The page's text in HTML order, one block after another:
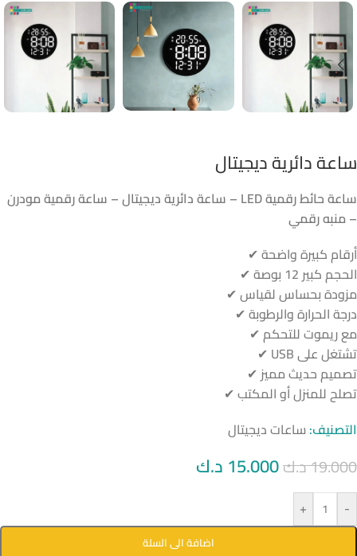
ساعة دائرية ديجيتال
ساعة حائط رقمية LED – ساعة دائرية ديجيتال – ساعة رقمية مودرن
– منبه رقمي
أرقام كبيرة واضحة ✔
الحجم كبير 12 بوصة ✔
مزودة بحساس لقياس ✔
درجة الحرارة والرطوبة ✔
مع ريموت للتحكم ✔
تشتغل على USB ✔
تصميم حديث مميز ✔
تصلح للمنزل أو المكتب ✔
التصنيف:ساعات ديجيتال
19.000د.ك15.000د.ك
-
+
اضافة الى السلة